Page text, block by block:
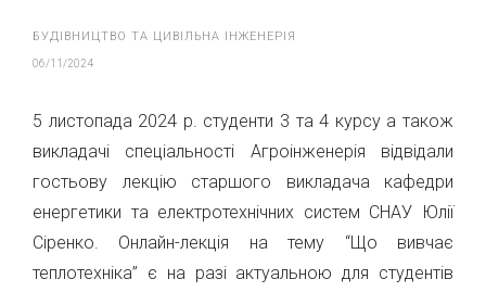
БУДІВНИЦТВО ТА ЦИВІЛЬНА ІНЖЕНЕРІЯ
06/11/2024
5 листопада 2024 р. студенти 3 та 4 курсу а також
викладачі спеціальності Агроінженерія відвідали
гостьову лекцію старшого викладача кафедри
енергетики та електротехнічних систем СНАУ Юлії
Сіренко. Онлайн-лекція на тему “Що вивчає
теплотехніка” є на разі актуальною для студентів